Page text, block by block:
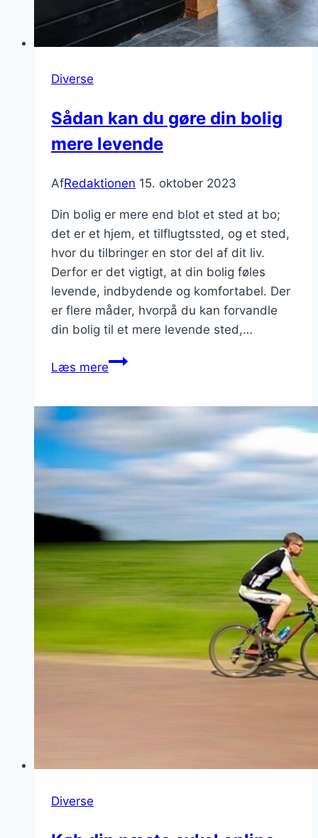
Diverse
Sådan kan du gøre din bolig
mere levende
AfRedaktionen 15. oktober 2023
Din bolig er mere end blot et sted at bo;
det er et hjem, et tilflugtssted, og et sted,
hvor du tilbringer en stor del af dit liv.
Derfor er det vigtigt, at din bolig føles
levende, indbydende og komfortabel. Der
er flere måder, hvorpå du kan forvandle
din bolig til et mere levende sted,…
Læs mereSådan
gøre
din
bolig
mere
Diverse